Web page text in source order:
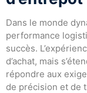
Dans le monde
performance
succès.
d’achat, mais
répondre aux
de précision et de